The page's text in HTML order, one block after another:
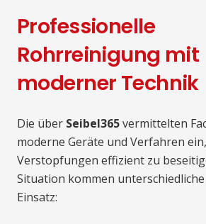
Professionelle
Rohrreinigung mit
moderner Technik
Die über Seibel365vermittelten
moderne Geräte und Verfahren
Verstopfungen effizient zu
Situation kommen
Einsatz: